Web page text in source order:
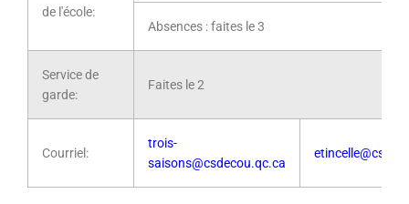
de l'école:
Absences : faites le 3
Service de
garde:
Faites le 2
Courriel:
trois-
saisons@csdecou.qc.ca